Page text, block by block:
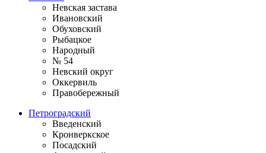
Невская застава
Ивановский
Обуховский
Рыбацкое
Народный
№ 54
Невский округ
Оккервиль
Правобережный
Петроградский
Введенский
Кронверкское
Посадский